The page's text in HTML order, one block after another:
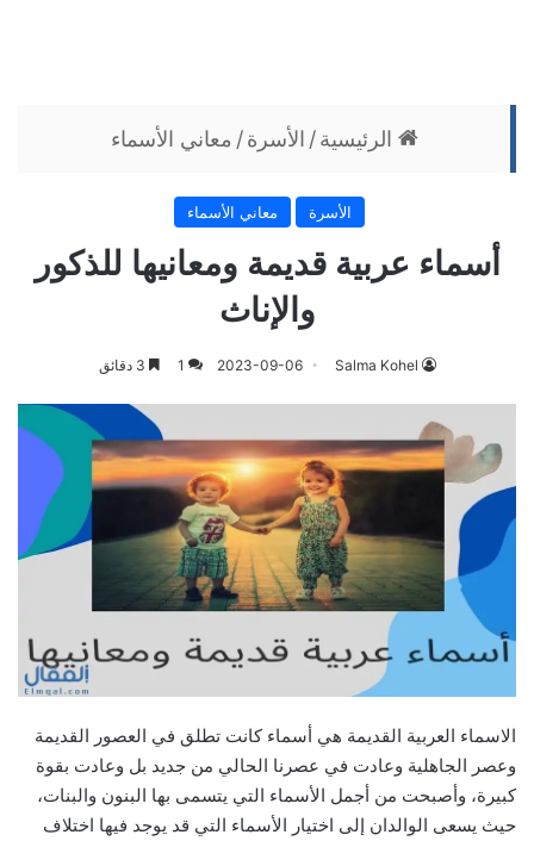
الرئيسية / الأسرة / معاني الأسماء
الأسرة معاني الأسماء
أسماء عربية قديمة ومعانيها للذكور
والإناث
Salma Kohel
2023-09-06
1
الاسماء العربية القديمة هي أسماء كانت تطلق في العصور القديمة
وعصر الجاهلية وعادت في عصرنا الحالي من جديد بل وعادت بقوة
كبيرة، وأصبحت من أجمل الأسماء التي يتسمى بها البنون والبنات،
حيث يسعى الوالدان إلى اختيار الأسماء التي قد يوجد فيها اختلاف